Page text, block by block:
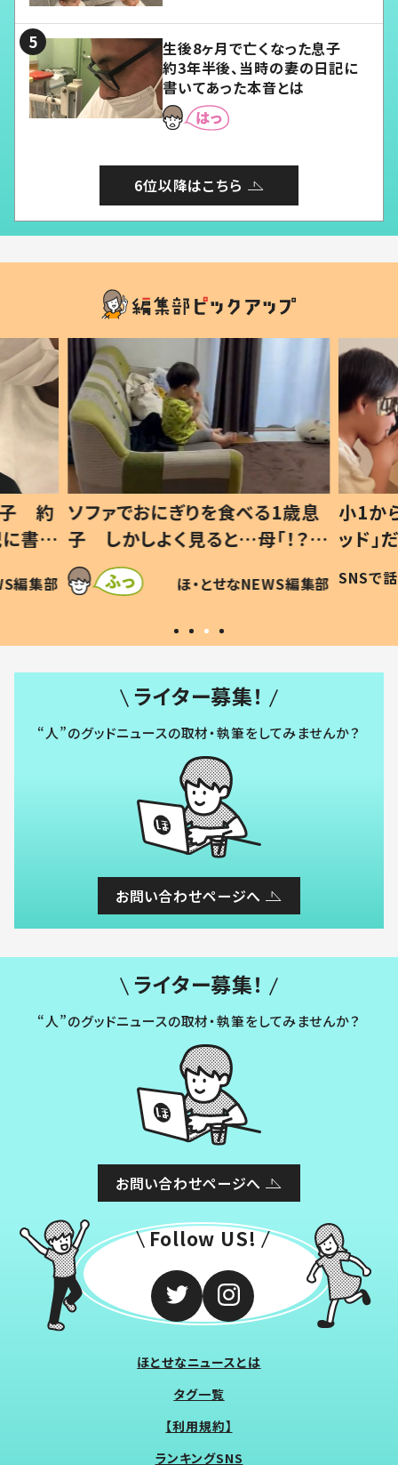
生後8ヶ月で亡くなった息子
約3年半後、当時の妻の日記に
書いてあった本音とは
6位以降はこちら
歳息
？」
編集部
小1から不登校、息子は「ギフテ
ッド」だった 父が“ウチ給食”を
作り続ける理由とは #令和の親
#令和の子
SNSで話題 ほ・とせなNEWS編集部
ひ孫
が、抱
「涙
い」
ライター募集！
“人”のグッドニュースの取材・執筆をしてみませんか？
お問い合わせページへ
ライター募集！
“人”のグッドニュースの取材・執筆をしてみませんか？
お問い合わせページへ
Follow US!
ほとせなニュースとは
タグ一覧
【利用規約】
ランキングSNS